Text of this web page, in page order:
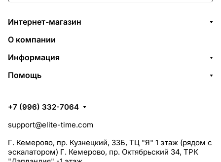
Интернет-магазин
О компании
Информация
Помощь
+7 (996) 332-7064
support@elite-time.com
Г. Кемерово, пр. Кузнецкий, 33Б, ТЦ "Я" 1 этаж (рядом с
эскалатором) Г. Кемерово, пр. Октябрьский 34, ТРК